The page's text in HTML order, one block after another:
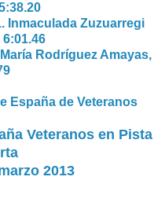
Inmaculada Zuzuarregi
María Rodríguez Amayas,
España de Veteranos
Veteranos en Pista
2013